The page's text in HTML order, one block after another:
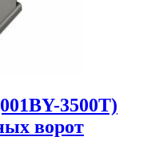
3500T)
ворот